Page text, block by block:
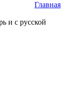
Главная
и с русской